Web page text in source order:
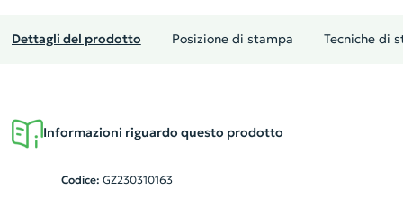
Dettagli del prodotto Posizione di stampa Tecniche di
Informazioni riguardo questo prodotto
Codice: GZ230310163